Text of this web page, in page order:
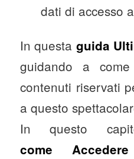
dati di accesso
In questa guida
guidando a
contenuti riservati
a questo
In questo
come